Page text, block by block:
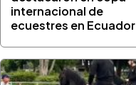
internacional de
ecuestres en Ecuador